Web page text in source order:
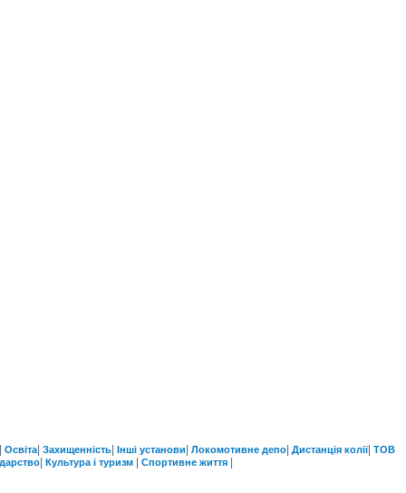
Освіта| Захищенність| Інші установи Локомотивне депо| Дистанція колії| ТОВ
Культура і туризм Спортивне життя